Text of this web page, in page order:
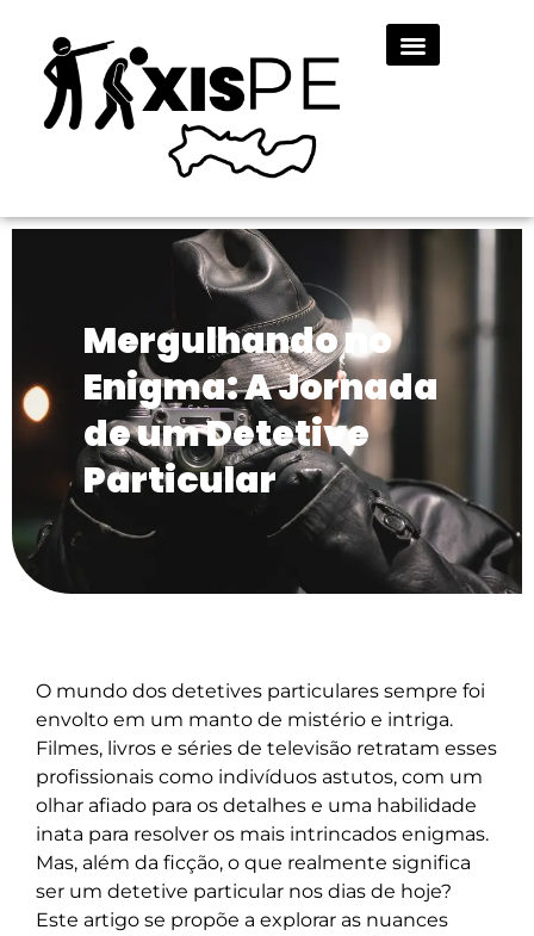
Mergulhando no
Enigma: A Jornada
de um Detetive
Particular
O mundo dos detetives particulares sempre foi
envolto em um manto de mistério e intriga.
Filmes, livros e séries de televisão retratam esses
profissionais como indivíduos astutos, com um
olhar afiado para os detalhes e uma habilidade
inata para resolver os mais intrincados enigmas.
Mas, além da ficção, o que realmente significa
ser um detetive particular nos dias de hoje?
Este artigo se propõe a explorar as nuances